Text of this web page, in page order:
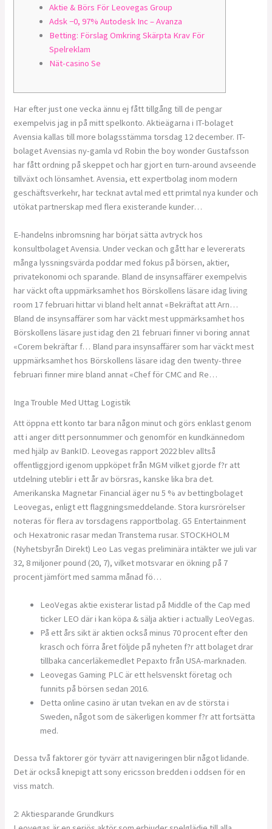
Aktie & Börs För Leovegas Group
Adsk −0, 97% Autodesk Inc – Avanza
Betting: Förslag Omkring Skärpta Krav För
Spelreklam
Nät-casino Se
Har efter just one vecka ännu ej fått tillgång till de pengar
exempelvis jag in på mitt spelkonto. Aktieägarna i IT-bolaget
Avensia kallas till more bolagsstämma torsdag 12 december. IT-
bolaget Avensias ny-gamla vd Robin the boy wonder Gustafsson
har fått ordning på skeppet och har gjort en turn-around avseende
tillväxt och lönsamhet. Avensia, ett expertbolag inom modern
geschäftsverkehr, har tecknat avtal med ett primtal nya kunder och
utökat partnerskap med flera existerande kunder…
E-handelns inbromsning har börjat sätta avtryck hos
konsultbolaget Avensia. Under veckan och gått har e levererats
många lyssningsvärda poddar med fokus på börsen, aktier,
privatekonomi och sparande. Bland de insynsaffärer exempelvis
har väckt ofta uppmärksamhet hos Börskollens läsare idag living
room 17 februari hittar vi bland helt annat «Bekräftat att Arn…
Bland de insynsaffärer som har väckt mest uppmärksamhet hos
Börskollens läsare just idag den 21 februari finner vi boring annat
«Corem bekräftar f… Bland para insynsaffärer som har väckt mest
uppmärksamhet hos Börskollens läsare idag den twenty-three
februari finner mire bland annat «Chef för CMC and Re…
Inga Trouble Med Uttag Logistik
Att öppna ett konto tar bara någon minut och görs enklast genom
att i anger ditt personnummer och genomför en kundkännedom
med hjälp av BankID. Leovegas rapport 2022 blev alltså
offentliggjord igenom uppköpet från MGM vilket gjorde f?r att
utdelning uteblir i ett år av börsras, kanske lika bra det.
Amerikanska Magnetar Financial äger nu 5 % av bettingbolaget
Leovegas, enligt ett flaggningsmeddelande. Stora kursrörelser
noteras för flera av torsdagens rapportbolag. G5 Entertainment
och Hexatronic rasar medan Transtema rusar. STOCKHOLM
(Nyhetsbyrån Direkt) Leo Las vegas preliminära intäkter we juli var
32, 8 miljoner pound (20, 7), vilket motsvarar en ökning på 7
procent jämfört med samma månad fö…
LeoVegas aktie existerar listad på Middle of the Cap med
ticker LEO där i kan köpa & sälja aktier i actually LeoVegas.
På ett års sikt är aktien också minus 70 procent efter den
krasch och förra året följde på nyheten f?r att bolaget drar
tillbaka cancerläkemedlet Pepaxto från USA-marknaden.
Leovegas Gaming PLC är ett helsvenskt företag och
funnits på börsen sedan 2016.
Detta online casino är utan tvekan en av de största i
Sweden, något som de säkerligen kommer f?r att fortsätta
med.
Dessa två faktorer gör tyvärr att navigeringen blir något lidande.
Det är också knepigt att sony ericsson bredden i oddsen för en
viss match.
2: Aktiesparande Grundkurs